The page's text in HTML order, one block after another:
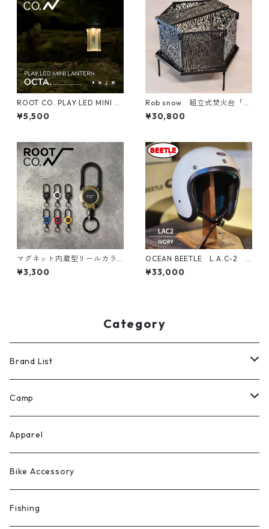
ROOT CO. PLAY LED MINI LA
NTERN OCTA.
¥5,500
Rob snow 組立式焚火台「Sh
inobi」（シノビ）/【黒皮鉄】
¥30,800
マグネット内蔵型リールカラ
ビナ GRAVITY MAG REEL LIT
E
¥3,300
OCEAN BEETLE L.A.C-2
オーシャンビートル ヘルメッ
ト
¥33,000
Category
Brand List
ROOT CO.
H.A.K.U
escargot （北沢株式会社）
Rob Snow
Camp
テント
シュラフ・コット・マット
テーブル・チェア
Apparel
Bike Accessory
Fishing